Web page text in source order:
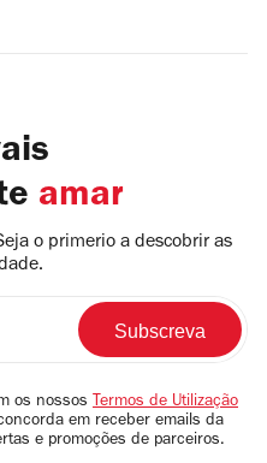
amar
o primerio a descobrir as
os nossos Termos de Utilização
em receber emails da
e promoções de parceiros.